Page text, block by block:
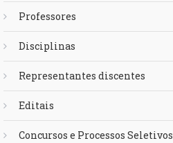
Professores
Disciplinas
Representantes discentes
Editais
Concursos e Processos Seletivos